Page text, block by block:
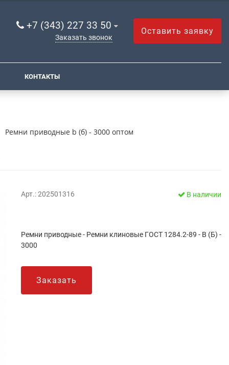
+7 (343) 227 33 50
Заказать звонок
Оставить заявку
КОНТАКТЫ
Ремни приводные b (б) - 3000 оптом
Арт.: 202501316 В наличии
Ремни приводные - Ремни клиновые ГОСТ 1284.2-89 - B (Б) -
3000
Заказать